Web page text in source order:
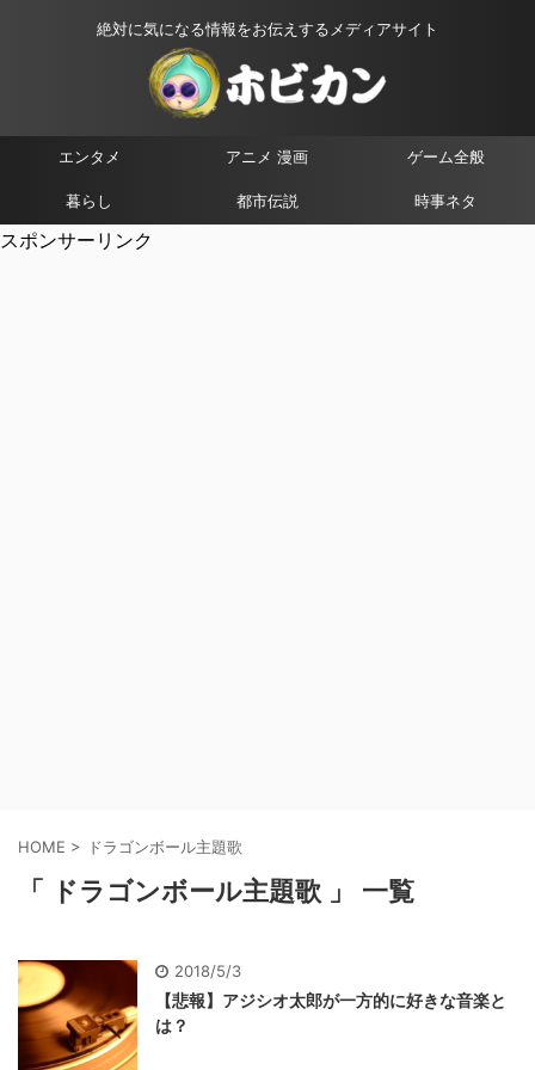
絶対に気になる情報をお伝えするメディアサイト
エンタメ アニメ 漫画 ゲーム全般
暮らし 都市伝説 時事ネタ
スポンサーリンク
HOME > ドラゴンボール主題歌
「 ドラゴンボール主題歌 」 一覧
2018/5/3
【悲報】アジシオ太郎が一方的に好きな音楽と
は？